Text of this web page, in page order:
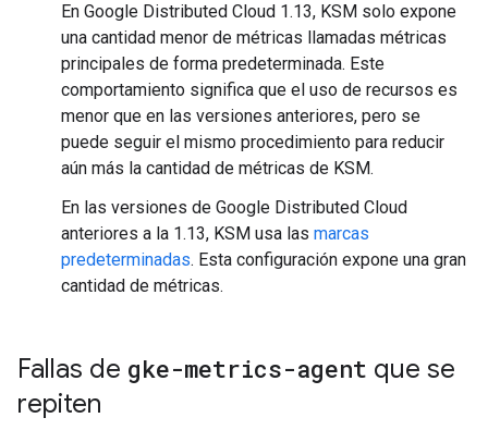
En Google Distributed Cloud 1.13, KSM solo expone
una cantidad menor de métricas llamadas métricas
principales de forma predeterminada. Este
comportamiento significa que el uso de recursos es
menor que en las versiones anteriores, pero se
puede seguir el mismo procedimiento para reducir
aún más la cantidad de métricas de KSM.
En las versiones de Google Distributed Cloud
anteriores a la 1.13, KSM usa las marcas
predeterminadas. Esta configuración expone una gran
cantidad de métricas.
Fallas de gke-metrics-agent que se
repiten